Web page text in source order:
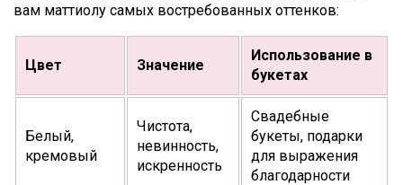
вам маттиолу самых востребованных оттенков:
Цвет Значение
Использование в
букетах
Белый,
кремовый
Чистота,
невинность,
искренность
Свадебные
букеты, подарки
для выражения
благодарности